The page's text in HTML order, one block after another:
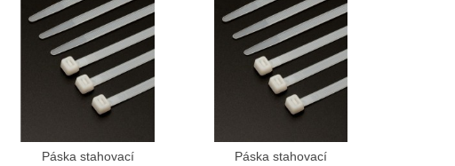
335 Kč352 Kč
Zobrazit více
Páska stahovací
Zobrazit více
Páska stahovací